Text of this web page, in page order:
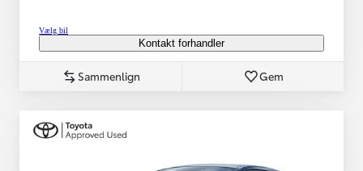
Vælg bil
Kontakt forhandler
Sammenlign Gem